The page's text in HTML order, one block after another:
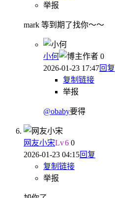
举报
mark 等到期了找你～～
小何 作者 0
2026-01-23 17:47回复
复制链接
举报
@obaby要得
网友小宋Lv6 0
2026-01-23 04:15回复
复制链接
举报